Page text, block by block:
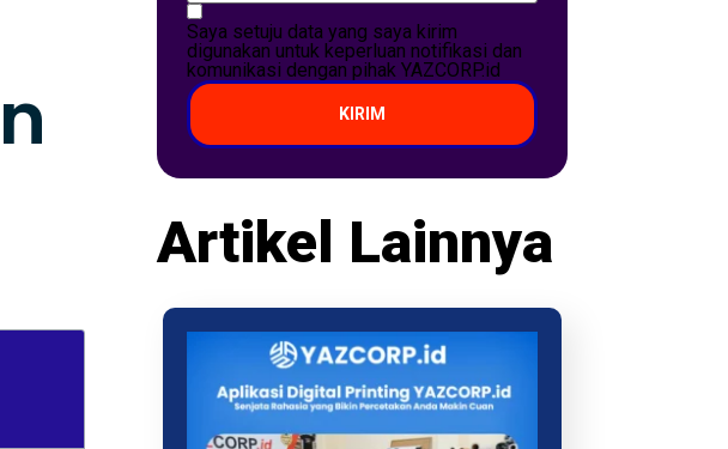
Saya setuju data yang saya kirim
digunakan untuk keperluan notifikasi dan
komunikasi dengan pihak YAZCORP.id
KIRIM
Artikel Lainnya